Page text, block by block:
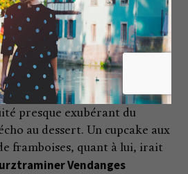
Un petit gâteau au
présente deux textures
du gâteau et crémeux du
que le parfum du citron
Un muscat portant la
serait une option
presque exubérant du
au dessert. Un cupcake aux
framboises, quant à lui, irait
Vendanges